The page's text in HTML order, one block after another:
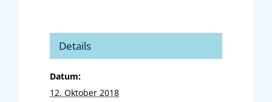
Details
Datum:
12. Oktober 2018